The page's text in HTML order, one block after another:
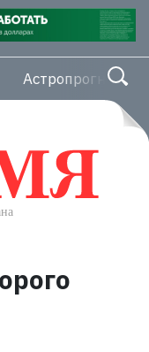
Астропрогноз